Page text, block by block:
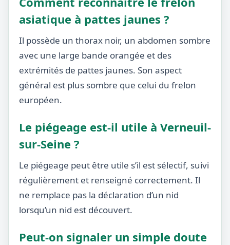
asiatique à pattes jaunes ?
Il possède un thorax noir, un abdomen sombre
avec une large bande orangée et des
extrémités de pattes jaunes. Son aspect
général est plus sombre que celui du frelon
européen.
Le piégeage est-il utile à Verneuil-
sur-Seine ?
Le piégeage peut être utile s’il est sélectif, suivi
régulièrement et renseigné correctement. Il
ne remplace pas la déclaration d’un nid
lorsqu’un nid est découvert.
Peut-on signaler un simple doute